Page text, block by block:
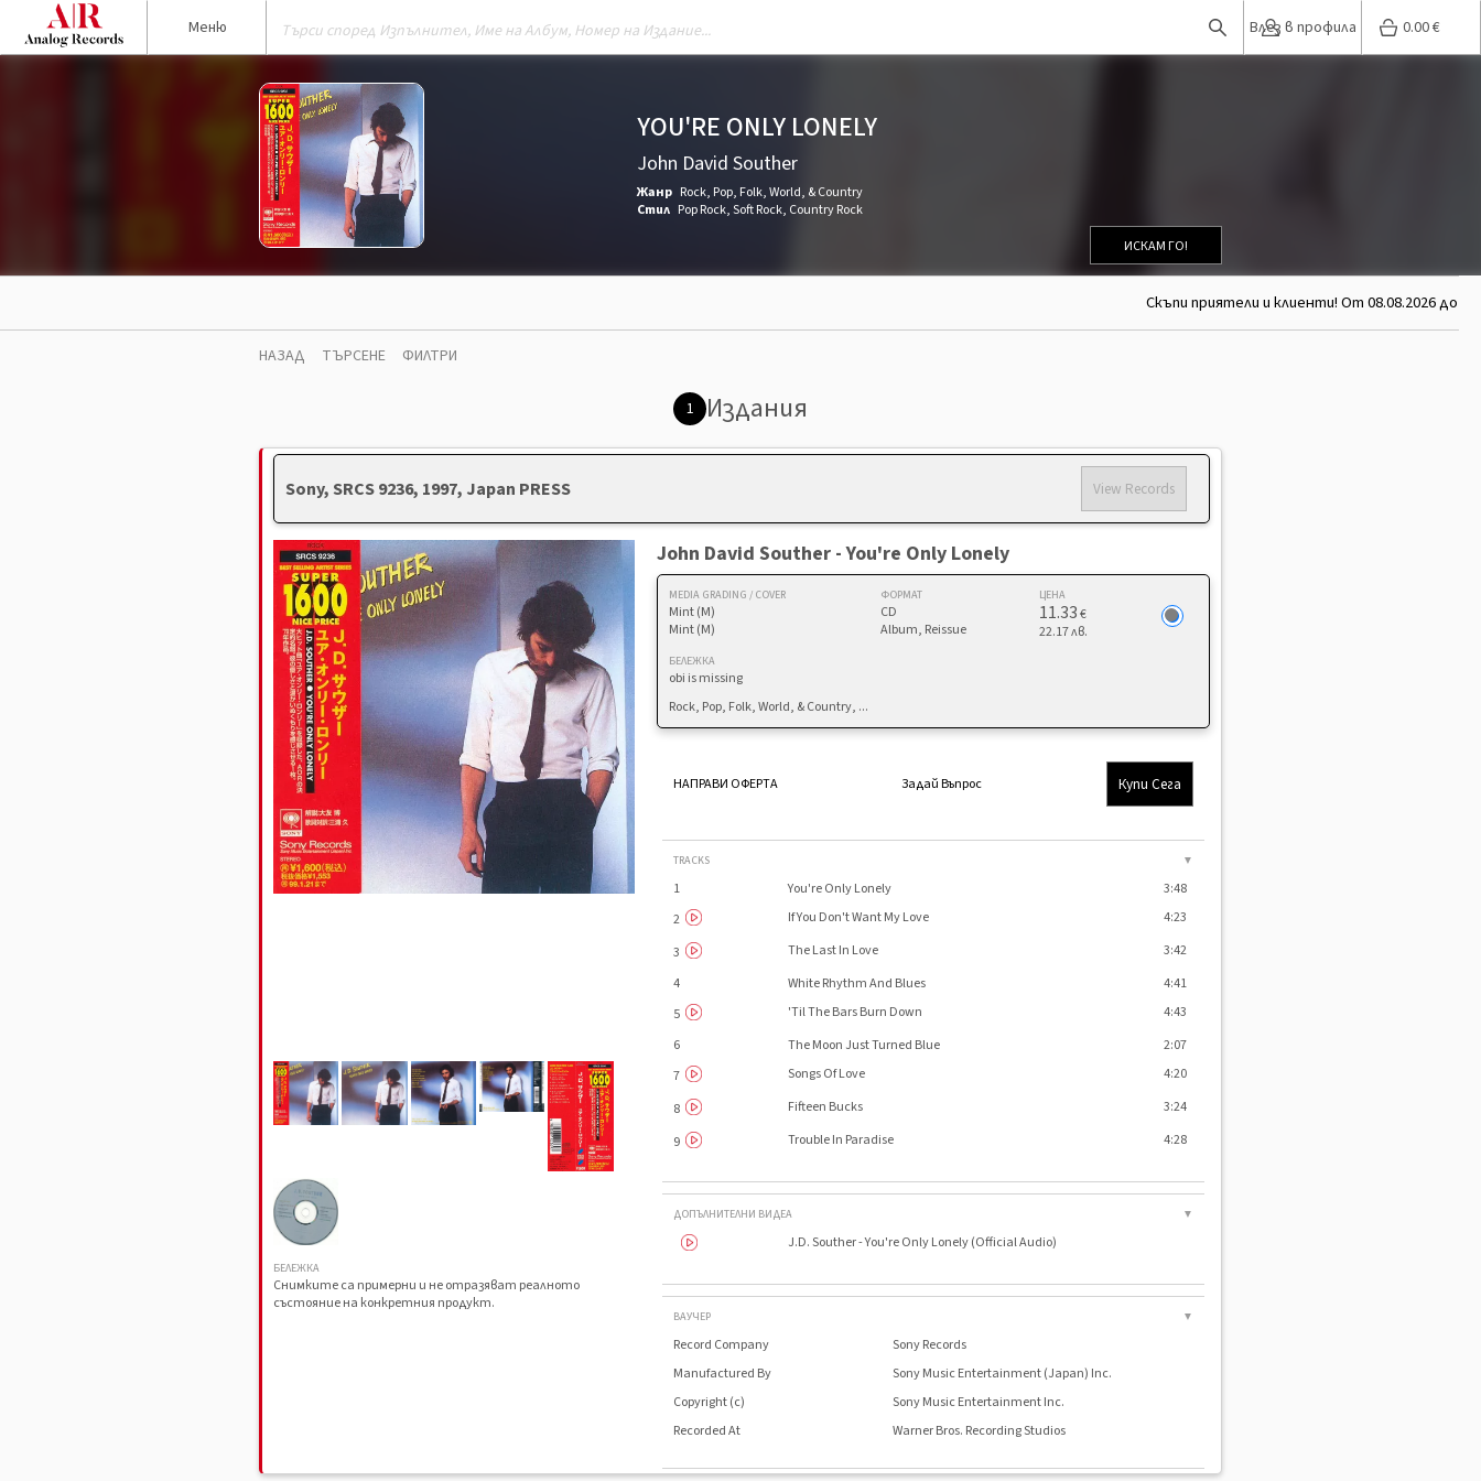
Меню Влез в профила 0.00€
YOU'RE ONLY LONELY
John David Souther
Жанр Rock, Pop, Folk, World, & Country
Стил Pop Rock,Soft Rock, Country Rock
ИСКАМ ГО!
Скъпи приятели и клиенти! От 08.08.2026 до
НАЗАД ТЪРСЕНЕ ФИЛТРИ
1 Издания
Sony, SRCS 9236, 1997, Japan PRESS View Records
БЕЛЕЖКА
Снимките са примерни и не отразяват реалното
състояние на конкретния продукт.
John David Souther - You're Only Lonely
MEDIA GRADING / COVER
Mint (M)
Mint (M)
ФОРМАТ
CD
Album, Reissue
ЦЕНА
11.33€
22.17 лв.
БЕЛЕЖКА
obi is missing
Rock, Pop, Folk, World, & Country, ...
НАПРАВИ ОФЕРТА Задай Въпрос Купи Сега
TRACKS ▼
1 You're Only Lonely
3:48
2
If You Don't Want My Love
4:23
3
The Last In Love
3:42
4
White Rhythm And Blues
4:41
5
'Til The Bars Burn Down
4:43
6
The Moon Just Turned Blue
2:07
7
Songs Of Love
4:20
8
Fifteen Bucks
3:24
9
Trouble In Paradise 4:28
ДОПЪЛНИТЕЛНИ ВИДЕА ▼
J.D. Souther - You're Only Lonely (Official Audio)
ВАУЧЕР ▼
Record Company
Sony Records
Manufactured By
Sony Music Entertainment (Japan) Inc.
Copyright (c)
Sony Music Entertainment Inc.
Recorded At
Warner Bros. Recording Studios